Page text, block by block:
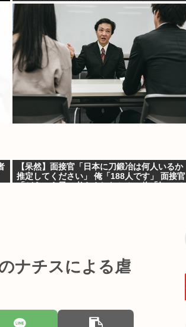
【呆然】面接官「日本に刀鍛冶は何人いるか
推定してください」 俺「188人です」 面接官
ナチスによる虐